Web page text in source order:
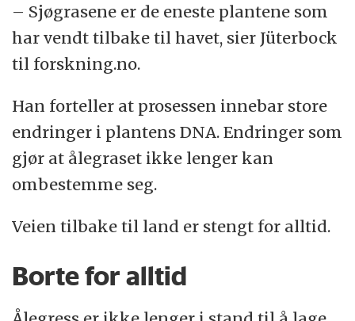
– Sjøgrasene er de eneste plantene som
har vendt tilbake til havet, sier Jüterbock
til forskning.no.
Han forteller at prosessen innebar store
endringer i plantens DNA. Endringer som
gjør at ålegraset ikke lenger kan
ombestemme seg.
Veien tilbake til land er stengt for alltid.
Borte for alltid